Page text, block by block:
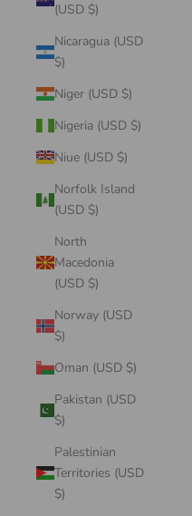
(USD $)
Nicaragua (USD
$)
Niger (USD $)
Nigeria (USD $)
Niue (USD $)
Norfolk Island
(USD $)
North
Macedonia
(USD $)
Norway (USD
$)
Oman (USD $)
Pakistan (USD
$)
Palestinian
Territories (USD
$)